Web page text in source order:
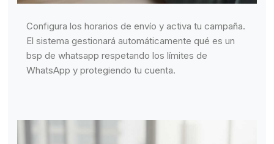
Configura los horarios de envío y activa tu campaña.
El sistema gestionará automáticamente qué es un
bsp de whatsapp respetando los límites de
WhatsApp y protegiendo tu cuenta.